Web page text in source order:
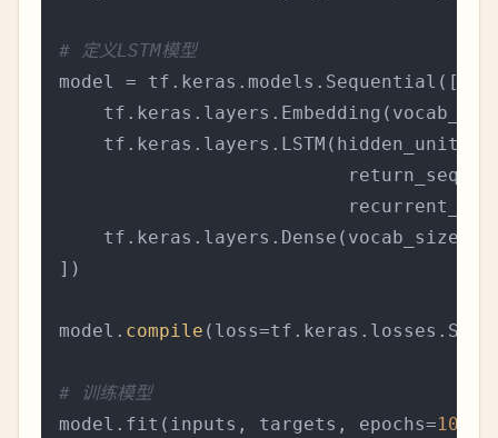
# 定义LSTM模型
model = tf.keras.models.Sequential([
    tf.keras.layers.LSTM(hidden_units,
    tf.keras.layers.Dense(vocab_size)
])
model. compile
# 训练模型
model.fit(inputs, targets, epochs=100